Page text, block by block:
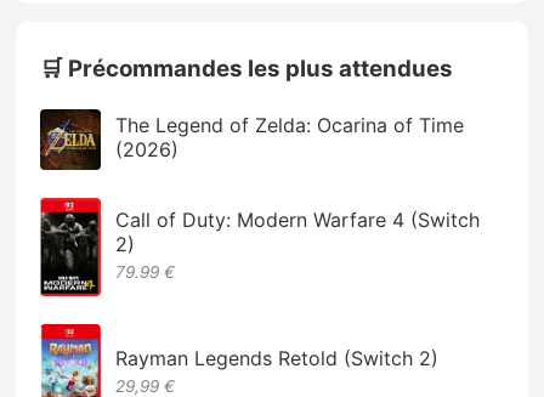
🛒 Précommandes les plus attendues
The Legend of Zelda: Ocarina of Time
(2026)
Call of Duty: Modern Warfare 4 (Switch
2)
79.99 €
Rayman Legends Retold (Switch 2)
29,99 €